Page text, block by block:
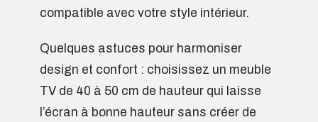
compatible avec votre style intérieur.
Quelques astuces pour harmoniser
design et confort : choisissez un meuble
TV de 40 à 50 cm de hauteur qui laisse
l’écran à bonne hauteur sans créer de